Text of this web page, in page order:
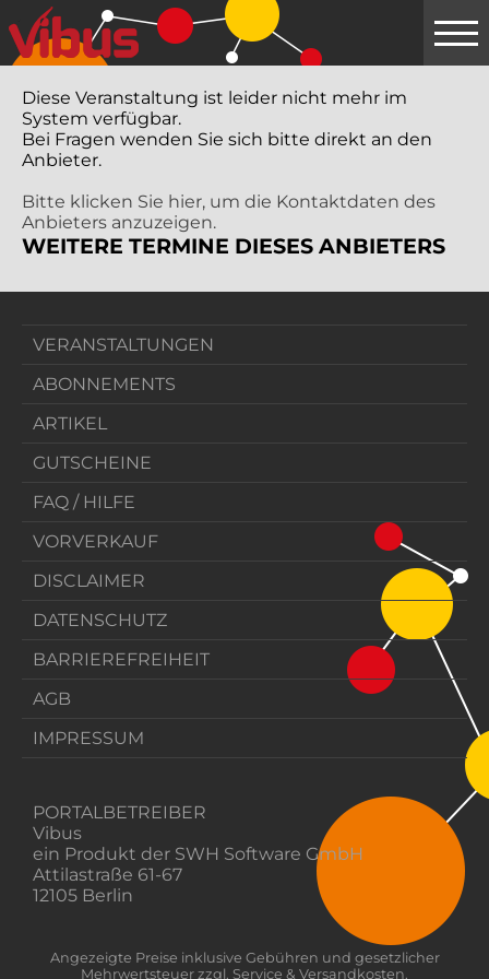
Springe
zum
Hauptinhalt
Diese Veranstaltung ist leider nicht mehr im
System verfügbar.
Bei Fragen wenden Sie sich bitte direkt an den
Anbieter.
Bitte klicken Sie hier, um die Kontaktdaten des
Anbieters anzuzeigen.
WEITERE TERMINE DIESES ANBIETERS
VERANSTALTUNGEN
ABONNEMENTS
ARTIKEL
GUTSCHEINE
FAQ / HILFE
VORVERKAUF
DISCLAIMER
DATENSCHUTZ
BARRIEREFREIHEIT
AGB
IMPRESSUM
PORTALBETREIBER
Vibus
ein Produkt der SWH Software GmbH
Attilastraße 61-67
12105 Berlin
Angezeigte Preise inklusive Gebühren und gesetzlicher
Mehrwertsteuer zzgl. Service & Versandkosten.